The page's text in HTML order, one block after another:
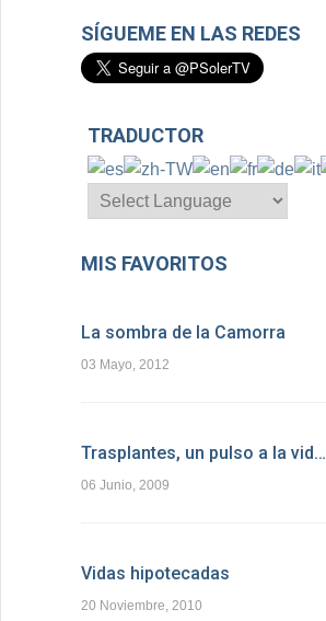
SÍGUEME EN LAS REDES
TRADUCTOR
MIS FAVORITOS
La sombra de la Camorra
03 Mayo, 2012
Trasplantes, un pulso a la vid…
06 Junio, 2009
Vidas hipotecadas
20 Noviembre, 2010